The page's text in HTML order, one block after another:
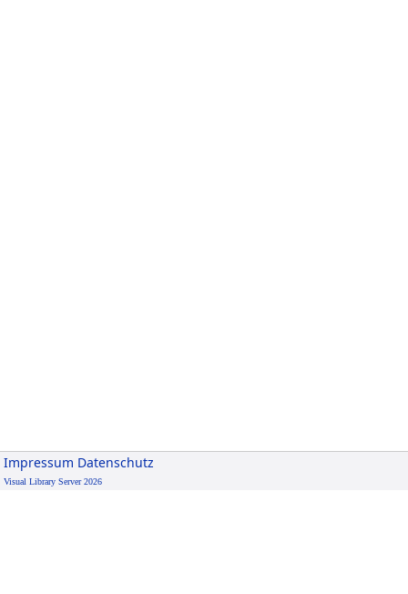
Impressum Datenschutz
Visual Library Server 2026